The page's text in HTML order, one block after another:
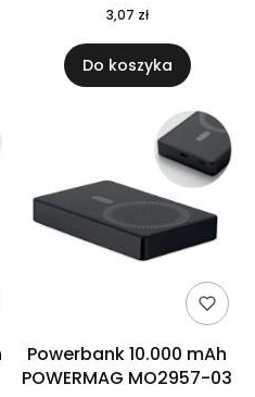
3,07 zł
Do koszyka
Powerbank 10.000 mAh
POWERMAG MO2957-03